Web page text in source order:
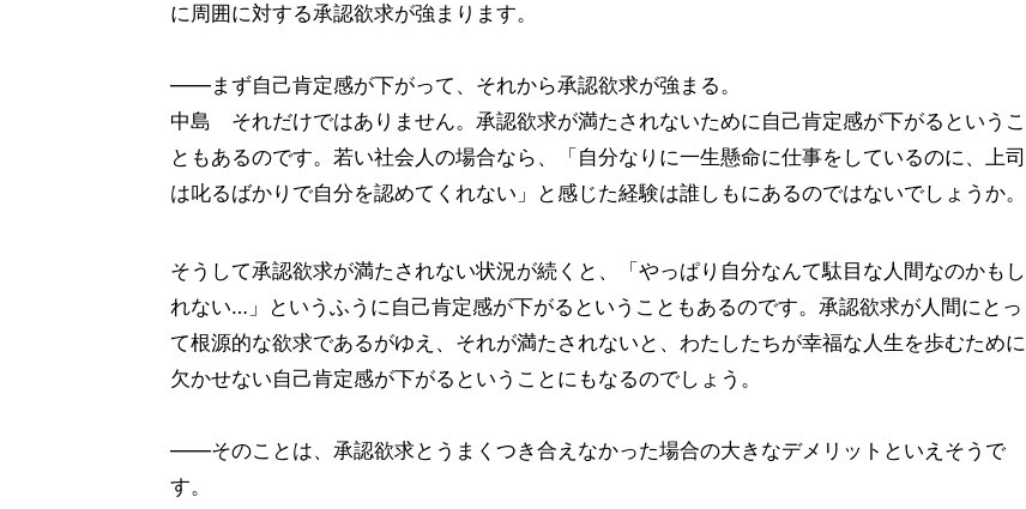
に周囲に対する承認欲求が強まります。
——まず自己肯定感が下がって、それから承認欲求が強まる。
中島 それだけではありません。承認欲求が満たされないために自己肯定感が下がるというこ
ともあるのです。若い社会人の場合なら、「自分なりに一生懸命に仕事をしているのに、上司
は叱るばかりで自分を認めてくれない」と感じた経験は誰しもにあるのではないでしょうか。
そうして承認欲求が満たされない状況が続くと、「やっぱり自分なんて駄目な人間なのかもし
れない…」というふうに自己肯定感が下がるということもあるのです。承認欲求が人間にとっ
て根源的な欲求であるがゆえ、それが満たされないと、わたしたちが幸福な人生を歩むために
欠かせない自己肯定感が下がるということにもなるのでしょう。
——そのことは、承認欲求とうまくつき合えなかった場合の大きなデメリットといえそうで
す。